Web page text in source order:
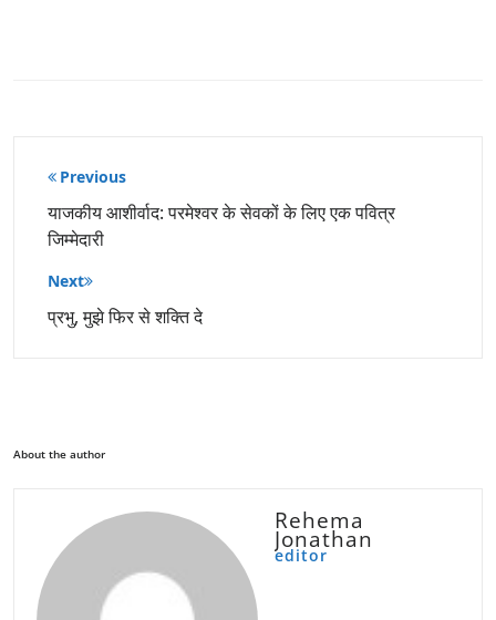
पोस्ट
नेविगेशन
Previous
याजकीय आशीर्वाद: परमेश्वर के सेवकों के लिए एक पवित्र
जिम्मेदारी
Next
प्रभु, मुझे फिर से शक्ति दे
About the author
Rehema
Jonathan
editor